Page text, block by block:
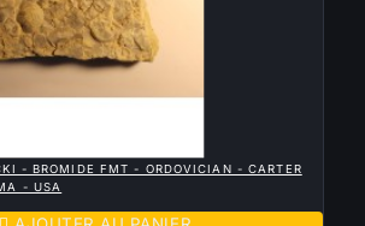
- BROMIDE FMT - ORDOVICIAN - CARTER
- USA